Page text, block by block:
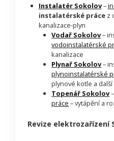
Instalatér Sokolov–
instalatérské prácez
kanalizace-plyn
Vodař Sokolov–
vodoinstalatérské
kanalizace
Plynař Sokolov–
plynoinstalatérské
plynové kotle a další
Topenář Sokolov
práce – vytápění a
Revize elektrozařízení